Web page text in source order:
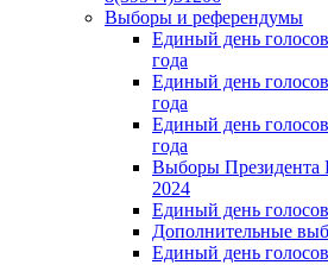
Выборы и референдумы
Единый день
года
Единый день
года
Единый день
года
Выборы Президента
2024
Единый день
Дополнительные
Единый день